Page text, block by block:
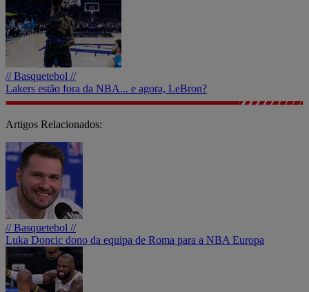
// Basquetebol //
Lakers estão fora da NBA... e agora, LeBron?
Artigos Relacionados:
// Basquetebol //
Luka Doncic dono da equipa de Roma para a NBA Europa